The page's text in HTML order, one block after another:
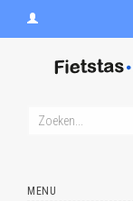
MENU